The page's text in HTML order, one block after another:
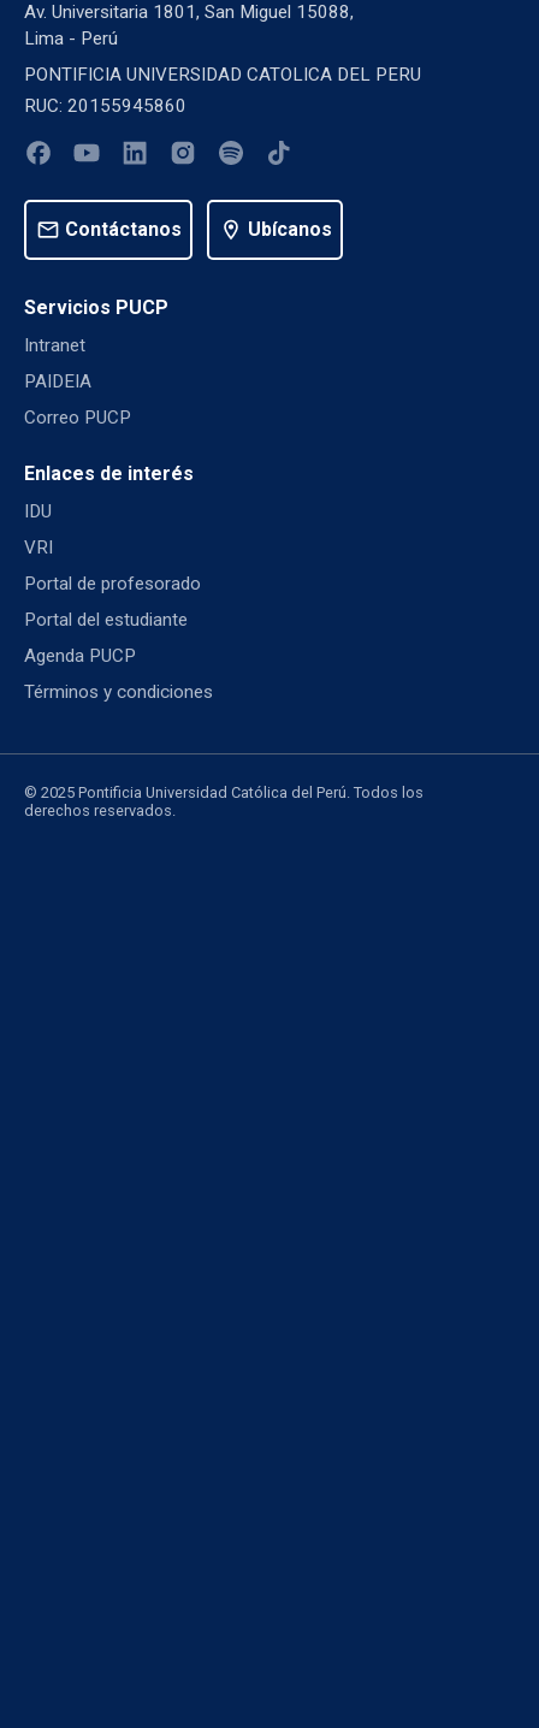
Av. Universitaria 1801, San Miguel 15088,
Lima - Perú
PONTIFICIA UNIVERSIDAD CATOLICA DEL PERU
RUC: 20155945860
mail Contáctanos location_on Ubícanos
Servicios PUCP
Intranet
PAIDEIA
Correo PUCP
Enlaces de interés
IDU
VRI
Portal de profesorado
Portal del estudiante
Agenda PUCP
Términos y condiciones
© 2025 Pontificia Universidad Católica del Perú. Todos los
derechos reservados.